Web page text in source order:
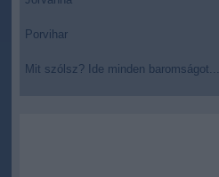
Porvihar
Mit szólsz? Ide minden baromságot...